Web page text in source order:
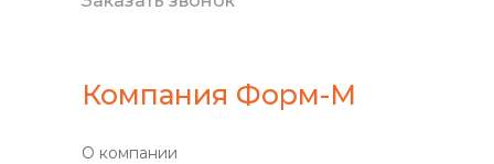
Компания Форм-М
О компании